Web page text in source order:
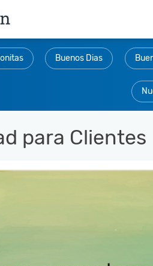
Buenos Dias
para Clientes